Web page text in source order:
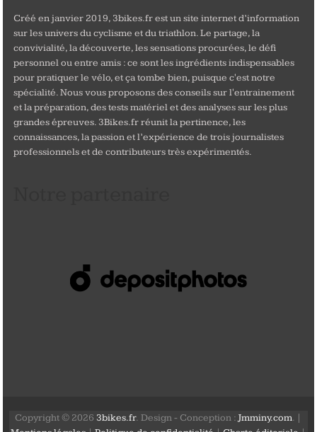
Créé en janvier 2019, 3bikes.fr est un site internet d’information
sur les univers du cyclisme et du triathlon. Le partage, la
convivialité, la découverte, les sensations procurées, le défi
personnel ou entre amis : ce sont les ingrédients indispensables
pour pratiquer le vélo, et ça tombe bien, puisque c'est notre
spécialité. Nous vous proposons des conseils sur l'entrainement
et la préparation, des tests matériel et des analyses sur les plus
grandes épreuves. 3Bikes.fr réunit la pertinence, les
connaissances, la passion et l’expérience de trois journalistes
professionnels et de contributeurs très expérimentés.
Copyright © 2026 3bikes.fr. Design - Conception :Jmminy.com. |